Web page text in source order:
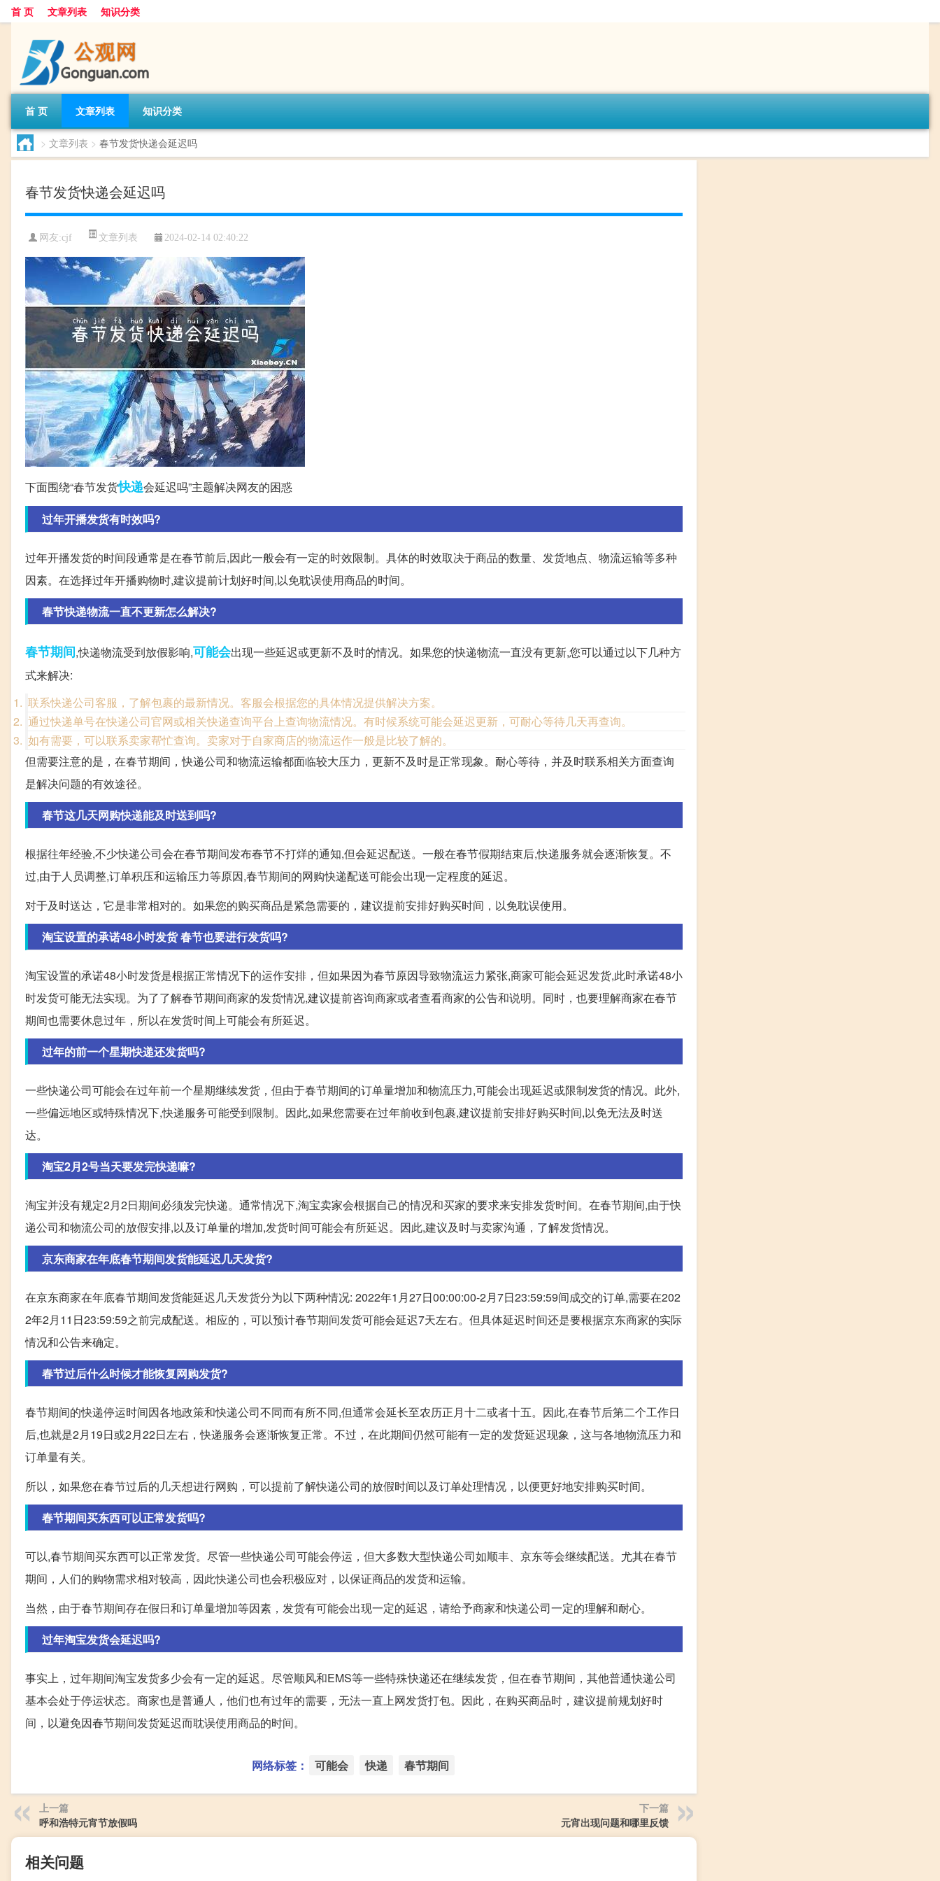
首 页 文章列表 知识分类
首 页 文章列表 知识分类
> 文章列表 > 春节发货快递会延迟吗
春节发货快递会延迟吗
网友:cjf 文章列表 2024-02-14 02:40:22
下面围绕“春节发货快递会延迟吗”主题解决网友的困惑
过年开播发货有时效吗?
过年开播发货的时间段通常是在春节前后,因此一般会有一定的时效限制。具体的时效取决于商品的数量、发货地点、物流运输等多种
因素。在选择过年开播购物时,建议提前计划好时间,以免耽误使用商品的时间。
春节快递物流一直不更新怎么解决?
春节期间,快递物流受到放假影响,可能会出现一些延迟或更新不及时的情况。如果您的快递物流一直没有更新,您可以通过以下几种方
式来解决:
联系快递公司客服，了解包裹的最新情况。客服会根据您的具体情况提供解决方案。
通过快递单号在快递公司官网或相关快递查询平台上查询物流情况。有时候系统可能会延迟更新，可耐心等待几天再查询。
如有需要，可以联系卖家帮忙查询。卖家对于自家商店的物流运作一般是比较了解的。
但需要注意的是，在春节期间，快递公司和物流运输都面临较大压力，更新不及时是正常现象。耐心等待，并及时联系相关方面查询
是解决问题的有效途径。
春节这几天网购快递能及时送到吗?
根据往年经验,不少快递公司会在春节期间发布春节不打烊的通知,但会延迟配送。一般在春节假期结束后,快递服务就会逐渐恢复。不
过,由于人员调整,订单积压和运输压力等原因,春节期间的网购快递配送可能会出现一定程度的延迟。
对于及时送达，它是非常相对的。如果您的购买商品是紧急需要的，建议提前安排好购买时间，以免耽误使用。
淘宝设置的承诺48小时发货 春节也要进行发货吗?
淘宝设置的承诺48小时发货是根据正常情况下的运作安排，但如果因为春节原因导致物流运力紧张,商家可能会延迟发货,此时承诺48小
时发货可能无法实现。为了了解春节期间商家的发货情况,建议提前咨询商家或者查看商家的公告和说明。同时，也要理解商家在春节
期间也需要休息过年，所以在发货时间上可能会有所延迟。
过年的前一个星期快递还发货吗?
一些快递公司可能会在过年前一个星期继续发货，但由于春节期间的订单量增加和物流压力,可能会出现延迟或限制发货的情况。此外,
一些偏远地区或特殊情况下,快递服务可能受到限制。因此,如果您需要在过年前收到包裹,建议提前安排好购买时间,以免无法及时送
达。
淘宝2月2号当天要发完快递嘛?
淘宝并没有规定2月2日期间必须发完快递。通常情况下,淘宝卖家会根据自己的情况和买家的要求来安排发货时间。在春节期间,由于快
递公司和物流公司的放假安排,以及订单量的增加,发货时间可能会有所延迟。因此,建议及时与卖家沟通，了解发货情况。
京东商家在年底春节期间发货能延迟几天发货?
在京东商家在年底春节期间发货能延迟几天发货分为以下两种情况: 2022年1月27日00:00:00-2月7日23:59:59间成交的订单,需要在202
2年2月11日23:59:59之前完成配送。相应的，可以预计春节期间发货可能会延迟7天左右。但具体延迟时间还是要根据京东商家的实际
情况和公告来确定。
春节过后什么时候才能恢复网购发货?
春节期间的快递停运时间因各地政策和快递公司不同而有所不同,但通常会延长至农历正月十二或者十五。因此,在春节后第二个工作日
后,也就是2月19日或2月22日左右，快递服务会逐渐恢复正常。不过，在此期间仍然可能有一定的发货延迟现象，这与各地物流压力和
订单量有关。
所以，如果您在春节过后的几天想进行网购，可以提前了解快递公司的放假时间以及订单处理情况，以便更好地安排购买时间。
春节期间买东西可以正常发货吗?
可以,春节期间买东西可以正常发货。尽管一些快递公司可能会停运，但大多数大型快递公司如顺丰、京东等会继续配送。尤其在春节
期间，人们的购物需求相对较高，因此快递公司也会积极应对，以保证商品的发货和运输。
当然，由于春节期间存在假日和订单量增加等因素，发货有可能会出现一定的延迟，请给予商家和快递公司一定的理解和耐心。
过年淘宝发货会延迟吗?
事实上，过年期间淘宝发货多少会有一定的延迟。尽管顺风和EMS等一些特殊快递还在继续发货，但在春节期间，其他普通快递公司
基本会处于停运状态。商家也是普通人，他们也有过年的需要，无法一直上网发货打包。因此，在购买商品时，建议提前规划好时
间，以避免因春节期间发货延迟而耽误使用商品的时间。
网络标签： 可能会 快递 春节期间
上一篇
呼和浩特元宵节放假吗
下一篇
元宵出现问题和哪里反馈
相关问题